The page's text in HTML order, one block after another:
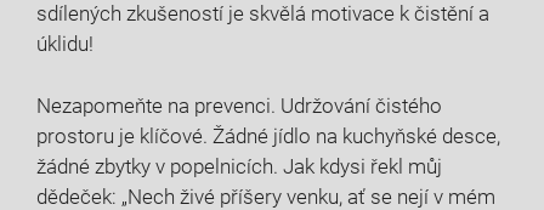
⁣sdílených zkušeností je skvělá motivace k čistění a
úklidu!
Nezapomeňte na prevenci. Udržování ‌čistého
prostoru je klíčové. Žádné ​jídlo na kuchyňské desce,⁢
žádné ‍zbytky v⁤ popelnicích. Jak kdysi řekl ​můj
dědeček: ​„Nech živé příšery venku,⁤ ať se nejí​ v mém